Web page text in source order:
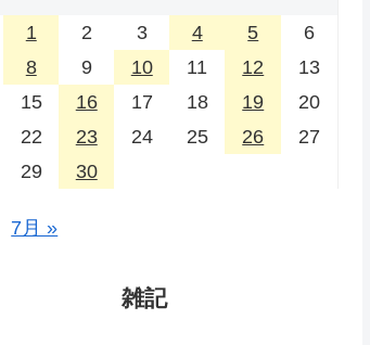
1 2 3 4 5
6
8 9 10 11 12
13
15 16 17 18 19
20
22 23 24 25 26
27
29 30
7月 »
雑記